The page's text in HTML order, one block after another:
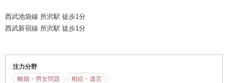
西武池袋線 所沢駅 徒歩1分
西武新宿線 所沢駅 徒歩1分
注力分野
離婚・男女問題
相続・遺言